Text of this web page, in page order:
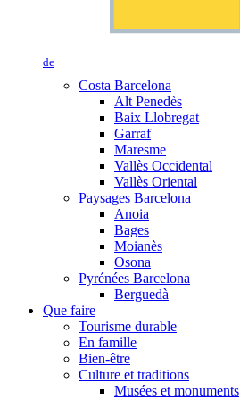
de
Costa Barcelona
Alt Penedès
Baix Llobregat
Garraf
Maresme
Vallès Occidental
Vallès Oriental
Paysages Barcelona
Anoia
Bages
Moianès
Osona
Pyrénées Barcelona
Berguedà
Que faire
Tourisme durable
En famille
Bien-être
Culture et traditions
Musées et monuments